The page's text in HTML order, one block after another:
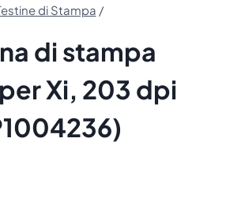
di Stampa /
di stampa
Xi, 203 dpi